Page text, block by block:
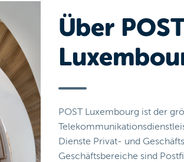
Über
POST Luxembourg ist der
Dienste Privat- und
Geschäftsbereiche sind